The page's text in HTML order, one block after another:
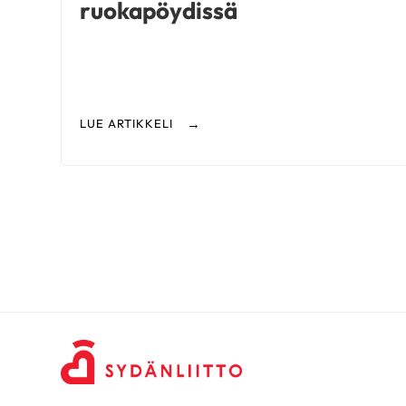
ruoka­pöydissä
LUE ARTIKKELI